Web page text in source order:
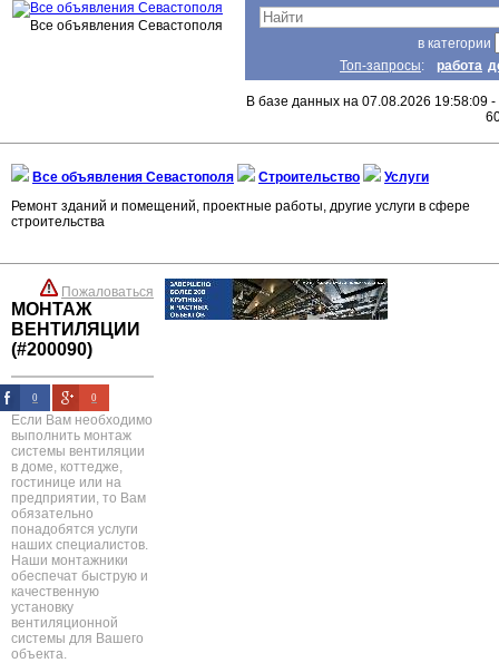
Все объявления Севастополя
в категории
Топ-запросы: работа
В базе данных на 07.08.2026 19:58:09
Все объявления Севастополя Строительство
Услуги
Ремонт зданий и помещений, проектные работы, другие услуги в сфере
строительства
Пожаловаться
МОНТАЖ
ВЕНТИЛЯЦИИ
(#200090)
0 0
Если Вам необходимо
выполнить монтаж
системы вентиляции
в доме, коттедже,
гостинице или на
предприятии, то Вам
обязательно
понадобятся услуги
наших специалистов.
Наши монтажники
обеспечат быструю и
качественную
установку
вентиляционной
системы для Вашего
объекта.